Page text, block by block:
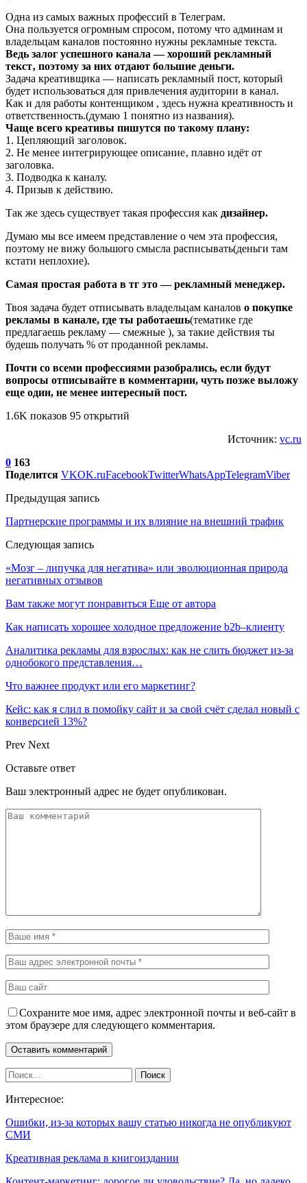
Одна из самых важных профессий в Телеграм.
Она пользуется огромным спросом‚ потому что админам и
владельцам каналов постоянно нужны рекламные текста.
Ведь залог успешного канала — хороший рекламный
текст‚ поэтому за них отдают большие деньги.
Задача креативщика — написать рекламный пост, который
будет использоваться для привлечения аудитории в канал.
Как и для работы контенщиком , здесь нужна креативность и
ответственность.(думаю 1 понятно из названия).
Чаще всего креативы пишутся по такому плану:
1. Цепляющий заголовок.
2. Не менее интегрирующее описание‚ плавно идёт от
заголовка.
3. Подводка к каналу.
4. Призыв к действию.
Так же здесь существует такая профессия как дизайнер.
Думаю мы все имеем представление о чем эта профессия,
поэтому не вижу большого смысла расписывать(деньги там
кстати неплохие).
Самая простая работа в тг это — рекламный менеджер.
Твоя задача будет отписывать владельцам каналов о покупке
рекламы в канале, где ты работаешь(тематике где
предлагаешь рекламу — смежные ), за такие действия ты
будешь получать % от проданной рекламы.
Почти со всеми профессиями разобрались, если будут
вопросы отписывайте в комментарии, чуть позже выложу
еще один, не менее интересный пост.
1.6K показов 95 открытий
Источник: vc.ru
0 163
Поделится VKOK.ruFacebookTwitterWhatsAppTelegramViber
Предыдущая запись
Партнерские программы и их влияние на внешний трафик
Следующая запись
​«Мозг – липучка для негатива» или эволюционная природа
негативных отзывов
Вам также могут понравиться Еще от автора
Как написать хорошее холодное предложение b2b–клиенту
Аналитика рекламы для взрослых: как не слить бюджет из-за
однобокого представления…
Что важнее продукт или его маркетинг?
Кейс: как я слил в помойку сайт и за свой счёт сделал новый с
конверсией 13%?
Prev Next
Оставьте ответ
Ваш электронный адрес не будет опубликован.
Сохраните мое имя, адрес электронной почты и веб-сайт в
этом браузере для следующего комментария.
Интересное:
Ошибки, из-за которых вашу статью никогда не опубликуют
СМИ
Креативная реклама в книгоиздании